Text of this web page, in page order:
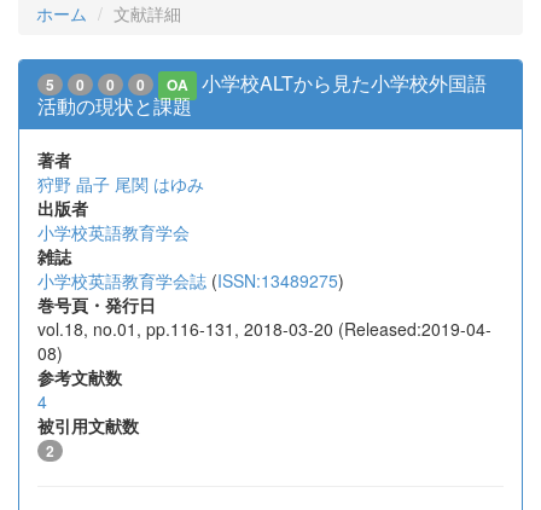
ホーム 文献詳細
5 0 0 0 OA
小学校ALTから見た小学校外国語
活動の現状と課題
著者
狩野 晶子 尾関 はゆみ
出版者
小学校英語教育学会
雑誌
小学校英語教育学会誌 (ISSN:13489275)
巻号頁・発行日
vol.18, no.01, pp.116-131, 2018-03-20 (Released:2019-04-
08)
参考文献数
4
被引用文献数
2